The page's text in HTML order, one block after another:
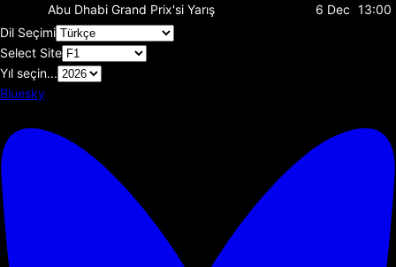
Abu Dhabi Grand Prix'si Yarış 6 Dec 13:00
Dil Seçimi
Select Site
Yıl seçin...
Bluesky